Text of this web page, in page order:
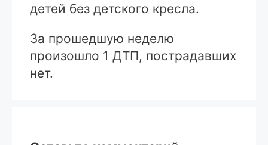
детей без детского кресла.
За прошедшую неделю
произошло 1 ДТП, пострадавших
нет.